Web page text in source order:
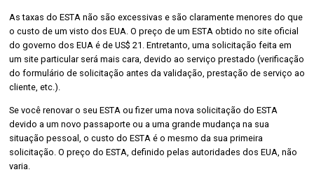
As taxas do ESTA não são excessivas e são claramente menores do que
o custo de um visto dos EUA. O preço de um ESTA obtido no site oficial
do governo dos EUA é de US$ 21. Entretanto, uma solicitação feita em
um site particular será mais cara, devido ao serviço prestado (verificação
do formulário de solicitação antes da validação, prestação de serviço ao
cliente, etc.).
Se você renovar o seu ESTA ou fizer uma nova solicitação do ESTA
devido a um novo passaporte ou a uma grande mudança na sua
situação pessoal, o custo do ESTA é o mesmo da sua primeira
solicitação. O preço do ESTA, definido pelas autoridades dos EUA, não
varia.